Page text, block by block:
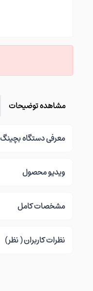
مشاهده توضیحات
معرفی دستگاه بچینگ
ویدیو محصول
مشخصات کامل
نظرات کاربران ( نظر)